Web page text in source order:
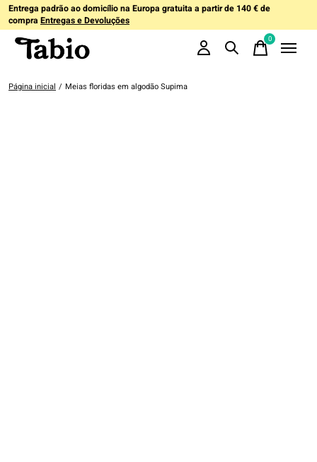
Entrega padrão ao domicílio na Europa gratuita a partir de 140 € de
compra Entregas e Devoluções
0items
Página inicial / Meias floridas em algodão Supima